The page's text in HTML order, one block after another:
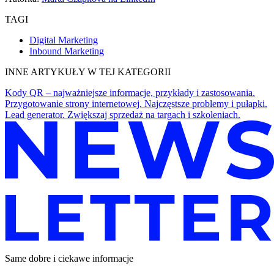
TAGI
Digital Marketing
Inbound Marketing
INNE ARTYKUŁY W TEJ KATEGORII
Kody QR – najważniejsze informacje, przykłady i zastosowania.
Przygotowanie strony internetowej. Najczęstsze problemy i pułapki.
Lead generator. Zwiększaj sprzedaż na targach i szkoleniach.
Same dobre i ciekawe informacje